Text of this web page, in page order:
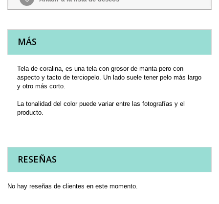
MÁS
Tela de coralina, es una tela con grosor de manta pero con
aspecto y tacto de terciopelo. Un lado suele tener pelo más largo
y otro más corto.
La tonalidad del color puede variar entre las fotografías y el
producto.
RESEÑAS
No hay reseñas de clientes en este momento.